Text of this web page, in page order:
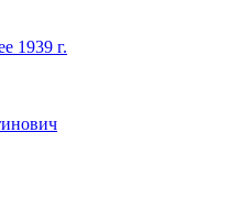
1939 г.